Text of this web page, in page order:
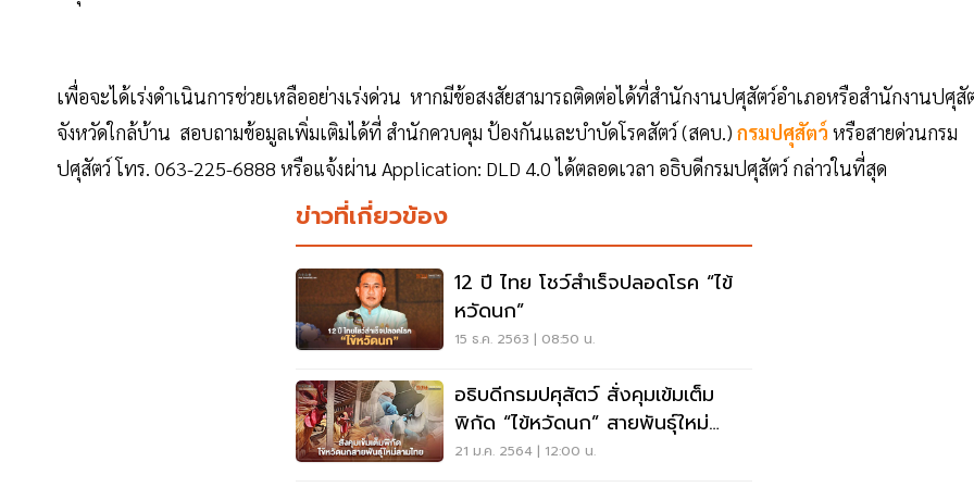
เพื่อจะได้เร่งดำเนินการช่วยเหลืออย่างเร่งด่วน หากมีข้อสงสัยสามารถติดต่อได้ที่สำนักงานปศุสัตว์อำเภอหรือสำนักงานปศุสั
จังหวัดใกล้บ้าน สอบถามข้อมูลเพิ่มเติมได้ที่ สำนักควบคุม ป้องกันและบำบัดโรคสัตว์ (สคบ.) กรมปศุสัตว์ หรือสายด่วนกรม
ปศุสัตว์ โทร. 063-225-6888 หรือแจ้งผ่าน Application: DLD 4.0 ได้ตลอดเวลา อธิบดีกรมปศุสัตว์ กล่าวในที่สุด
ข่าวที่เกี่ยวข้อง
12 ปี ไทย โชว์สำเร็จปลอดโรค “ไข้
หวัดนก”
15 ธ.ค. 2563 | 08:50 น.
อธิบดีกรมปศุสัตว์ สั่งคุมเข้มเต็ม
พิกัด “ไข้หวัดนก” สายพันธุ์ใหม่
"H5N8" ลามไทย
21 ม.ค. 2564 | 12:00 น.